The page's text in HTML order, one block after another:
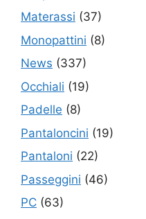
Materassi (37)
Monopattini (8)
News (337)
Occhiali (19)
Padelle (8)
Pantaloncini (19)
Pantaloni (22)
Passeggini (46)
PC (63)